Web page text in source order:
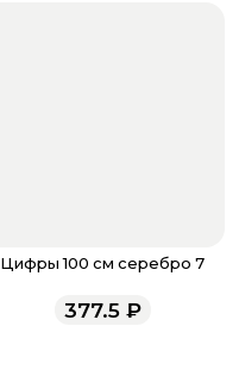
Цифры 100 см серебро 7
377.5₽